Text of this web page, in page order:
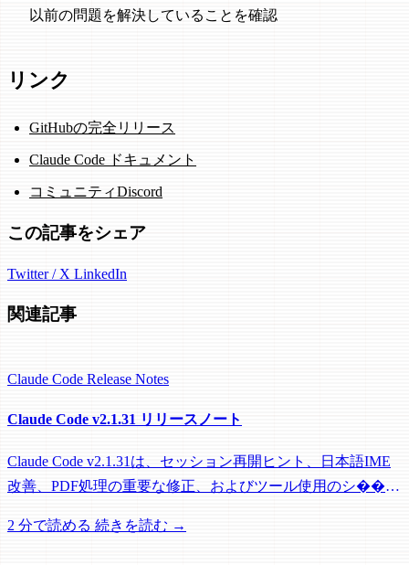
以前の問題を解決していることを確認
リンク
GitHubの完全リリース
Claude Code ドキュメント
コミュニティDiscord
この記事をシェア
Twitter / X LinkedIn
関連記事
Claude Code Release Notes
Claude Code v2.1.31 リリースノート
Claude Code v2.1.31は、セッション再開ヒント、日本語IME
改善、PDF処理の重要な修正、およびツール使用のシ��テ
2 分で読める 続きを読む →